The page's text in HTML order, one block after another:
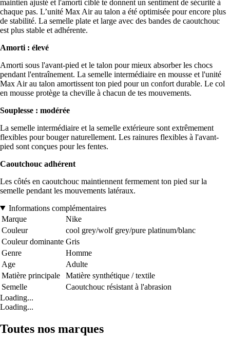
maintien ajusté et l'amorti ciblé te donnent un sentiment de sécurité à
chaque pas. L’unité Max Air au talon a été optimisée pour encore plus
de stabilité. La semelle plate et large avec des bandes de caoutchouc
est plus stable et adhérente.
Amorti : élevé
Amorti sous l'avant-pied et le talon pour mieux absorber les chocs
pendant l'entraînement. La semelle intermédiaire en mousse et l'unité
Max Air au talon amortissent ton pied pour un confort durable. Le col
en mousse protège ta cheville à chacun de tes mouvements.
Souplesse : modérée
La semelle intermédiaire et la semelle extérieure sont extrêmement
flexibles pour bouger naturellement. Les rainures flexibles à l'avant-
pied sont conçues pour les fentes.
Caoutchouc adhérent
Les côtés en caoutchouc maintiennent fermement ton pied sur la
semelle pendant les mouvements latéraux.
Informations complémentaires
Marque
Nike
Couleur
cool grey/wolf grey/pure platinum/blanc
Couleur dominante Gris
Genre
Homme
Age
Adulte
Matière principale
Matière synthétique / textile
Semelle
Caoutchouc résistant à l'abrasion
Loading...
Loading...
Toutes nos marques